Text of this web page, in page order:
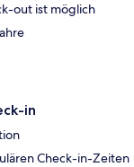
out ist möglich
in
Check-in-Zeiten